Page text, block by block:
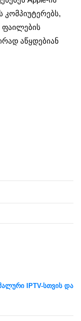
კომპიუტერებს,
ფაილების
აწყდებიან
IPTV-სთვის და